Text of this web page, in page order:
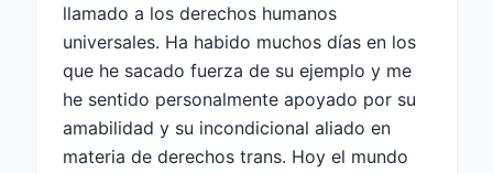
llamado a los derechos humanos
universales. Ha habido muchos días en los
que he sacado fuerza de su ejemplo y me
he sentido personalmente apoyado por su
amabilidad y su incondicional aliado en
materia de derechos trans. Hoy el mundo